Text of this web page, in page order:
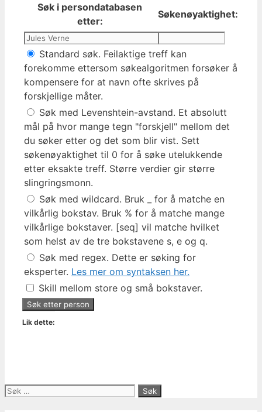
Søk i persondatabasen
etter:
Søkenøyaktighet:
Standard søk. Feilaktige treff kan
forekomme ettersom søkealgoritmen forsøker å
kompensere for at navn ofte skrives på
forskjellige måter.
Søk med Levenshtein-avstand. Et absolutt
mål på hvor mange tegn "forskjell" mellom det
du søker etter og det som blir vist. Sett
søkenøyaktighet til 0 for å søke utelukkende
etter eksakte treff. Større verdier gir større
slingringsmonn.
Søk med wildcard. Bruk _ for å matche en
vilkårlig bokstav. Bruk % for å matche mange
vilkårlige bokstaver. [seq] vil matche hvilket
som helst av de tre bokstavene s, e og q.
Søk med regex. Dette er søking for
eksperter. Les mer om syntaksen her.
Skill mellom store og små bokstaver.
Lik dette:
Søk